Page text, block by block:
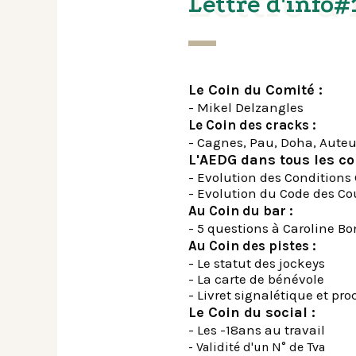
Le Coin du Comité :
- Mikel Delzangles
Le Coin des cracks :
- Cagnes, Pau, Doha,
L'AEDG dans tous les
- Evolution des Conditions
- Evolution du Code des
Au Coin du bar :
- 5 questions à Caroline
Au Coin des pistes :
- Le statut des jockeys
- La carte de bénévole
- Livret signalétique et
Le Coin du social :
- Les -18ans au travail
- Validité d'un N° de Tva